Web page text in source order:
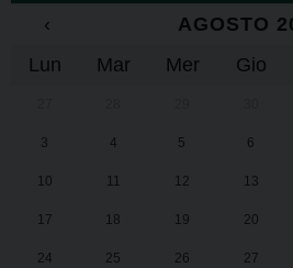
‹ AGOSTO
Lun
Mar Mer Gio
3 4 5 6
10 11 12 13
17 18 19 20
24 25 26 27